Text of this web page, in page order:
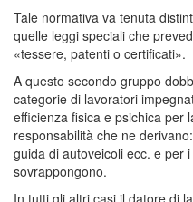
Tale normativa va tenuta
quelle leggi speciali che
«tessere, patenti o certificati».
A questo secondo gruppo
categorie di lavoratori
efficienza fisica e psichica per
responsabilità che ne
guida di autoveicoli ecc. e per
sovrappongono.
In tutti gli altri casi il datore di